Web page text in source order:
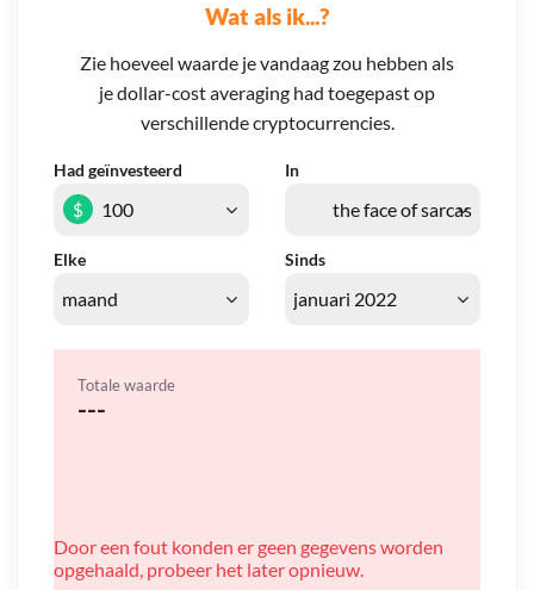
Wat als ik...?
Zie hoeveel waarde je vandaag zou hebben als
je dollar-cost averaging had toegepast op
verschillende cryptocurrencies.
Had geïnvesteerd In
Elke Sinds
$
Totale waarde
---
Door een fout konden er geen gegevens worden
opgehaald, probeer het later opnieuw.